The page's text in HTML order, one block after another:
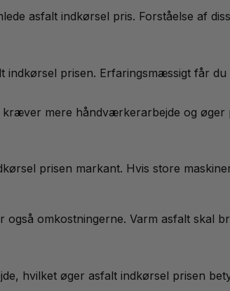
asfalt indkørsel pris. Forståelse af
prisen. Erfaringsmæssigt får
mere håndværkerarbejde og
prisen markant. Hvis store
omkostningerne. Varm asfalt skal
hvilket øger asfalt indkørsel prisen